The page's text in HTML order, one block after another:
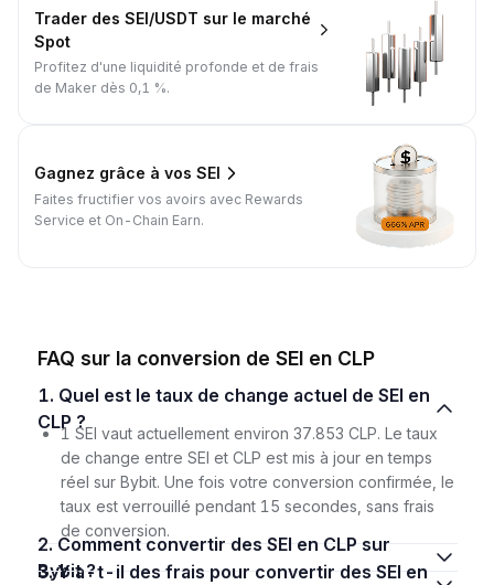
Trader des SEI/USDT sur le marché
Spot
Profitez d'une liquidité profonde et de frais
de Maker dès 0,1 %.
Gagnez grâce à vos SEI
Faites fructifier vos avoirs avec Rewards
Service et On-Chain Earn.
FAQ sur la conversion de SEI en CLP
1. Quel est le taux de change actuel de SEI en
CLP ?
1 SEI vaut actuellement environ 37.853 CLP. Le taux
de change entre SEI et CLP est mis à jour en temps
réel sur Bybit. Une fois votre conversion confirmée, le
taux est verrouillé pendant 15 secondes, sans frais
de conversion.
2. Comment convertir des SEI en CLP sur
Bybit ?
3. Y a-t-il des frais pour convertir des SEI en